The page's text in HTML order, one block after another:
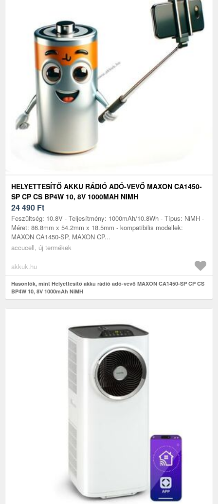
HELYETTESÍTŐ AKKU RÁDIÓ ADÓ-VEVŐ MAXON CA1450-
SP CP CS BP4W 10, 8V 1000MAH NIMH
24 490 Ft
Feszültség: 10.8V - Teljesítmény: 1000mAh/10.8Wh - Típus: NiMH -
Méret: 86.8mm x 54.2mm x 18.5mm - kompatibilis modellek:
MAXON CA1450-SP, MAXON CP...
accucell, új termékek
akkuk.hu
Hasonlók, mint Helyettesítő akku rádió adó-vevő MAXON CA1450-SP CP CS
BP4W 10, 8V 1000mAh NiMH